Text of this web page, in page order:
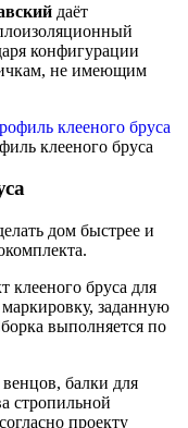
даёт
конфигурации
не имеющим
клееного бруса
дом быстрее и
клееного бруса для
заданную
выполняется по
балки для
стропильной
проекту